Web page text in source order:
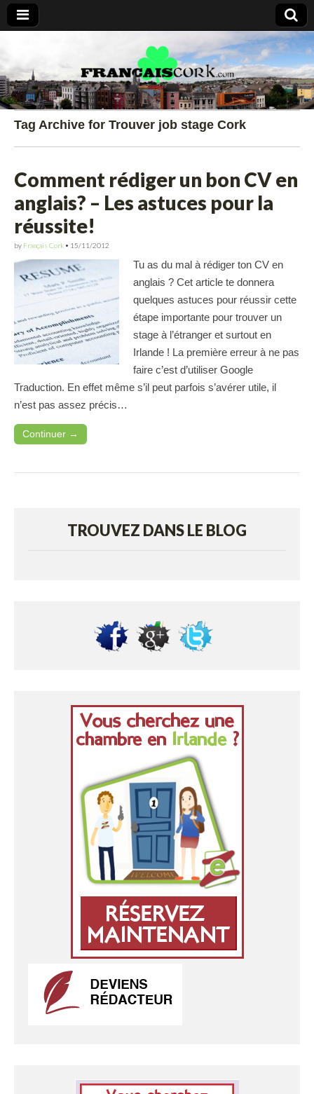
Francais Cork
Tag Archive for Trouver job stage Cork
Comment rédiger un bon CV en
anglais? – Les astuces pour la
réussite!
by Français Cork • 15/11/2012
Tu as du mal à rédiger ton CV en
anglais ? Cet article te donnera
quelques astuces pour réussir cette
étape importante pour trouver un
stage à l’étranger et surtout en
Irlande ! La première erreur à ne pas
faire c’est d’utiliser Google
Traduction. En effet même s’il peut parfois s’avérer utile, il
n’est pas assez précis…
Continuer →
TROUVEZ DANS LE BLOG